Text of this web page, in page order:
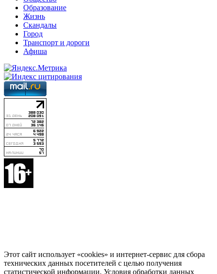
Образование
Жизнь
Скандалы
Город
Транспорт и дороги
Афиша
Этот сайт использует «cookies» и интернет-сервис для сбора
технических данных посетителей с целью получения
статистической информации. Условия обработки данных